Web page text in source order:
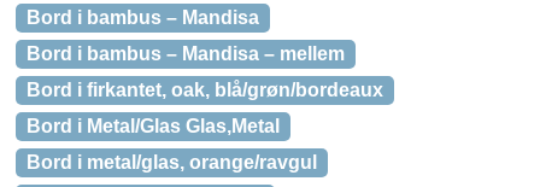
Bord i bambus – Mandisa
Bord i bambus – Mandisa – mellem
Bord i firkantet, oak, blå/grøn/bordeaux
Bord i Metal/Glas Glas,Metal
Bord i metal/glas, orange/ravgul